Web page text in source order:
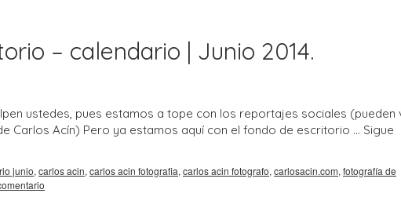
– calendario | Junio 2014.
ustedes, pues estamos a tope con los reportajes sociales (pueden
Carlos Acín) Pero ya estamos aquí con el fondo de escritorio … Sigue
junio, carlos acin, carlos acin fotografia, carlos acin fotografo, carlosacin.com, fotografía de